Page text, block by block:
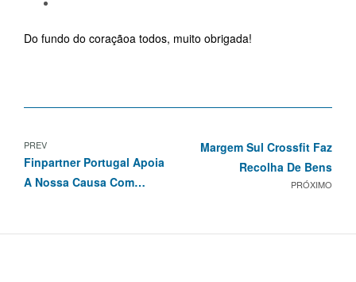
Do fundo do coraçãoa todos, muito obrigada!
PREV
Finpartner Portugal Apoia
A Nossa Causa Com
PRÓXIMO
Margem Sul Crossfit Faz
Recolha De Bens